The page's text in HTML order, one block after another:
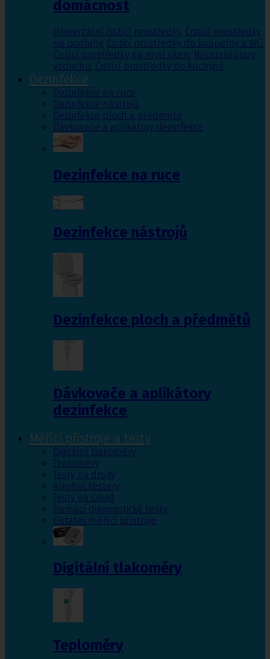
domácnost
Univerzální čistící prostředky, Čistící prostředky
na podlahy, Čisticí prostředky do koupelny a WC,
Čistící prostředky na mytí oken, Neutralizátory
vzduchu, Čistící prostředky do kuchyně
Dezinfekce
Dezinfekce na ruce
Dezinfekce nástrojů
Dezinfekce ploch a předmětů
Dávkovače a aplikátory dezinfekce
Dezinfekce na ruce
Dezinfekce nástrojů
Dezinfekce ploch a předmětů
Dávkovače a aplikátory
dezinfekce
Měřící přístroje a testy
Digitální tlakoměry
Teploměry
Testy na drogy
Alkohol testery
Testy na Covid
Domácí diagnostické testy
Ostatní měřící přístroje
Digitální tlakoměry
Teploměry